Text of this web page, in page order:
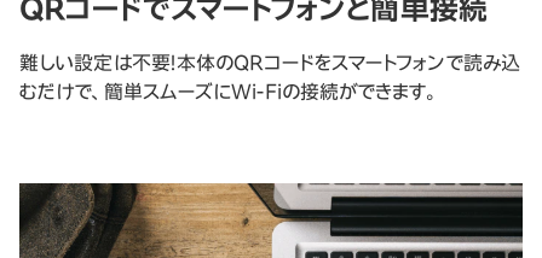
QRコードでスマートフォンと簡単接続
難しい設定は不要！本体のQRコードをスマートフォンで読み込
むだけで、簡単スムーズにWi-Fiの接続ができます。